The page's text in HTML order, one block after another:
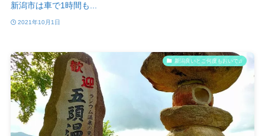
新潟市は車で1時間も...
2021年10月1日
新潟良いとこ何度もおいで♫